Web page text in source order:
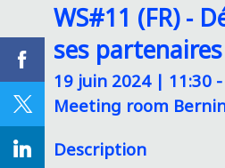
WS#11 (FR) -
ses
19 juin 2024| 11:30 -
Meeting room
Description